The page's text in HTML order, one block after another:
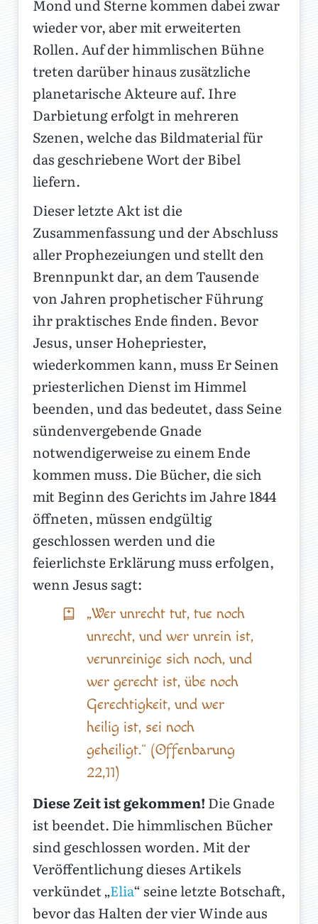
Mond und Sterne kommen dabei zwar
wieder vor, aber mit erweiterten
Rollen. Auf der himmlischen Bühne
treten darüber hinaus zusätzliche
planetarische Akteure auf. Ihre
Darbietung erfolgt in mehreren
Szenen, welche das Bildmaterial für
das geschriebene Wort der Bibel
liefern.
Dieser letzte Akt ist die
Zusammenfassung und der Abschluss
aller Prophezeiungen und stellt den
Brennpunkt dar, an dem Tausende
von Jahren prophetischer Führung
ihr praktisches Ende finden. Bevor
Jesus, unser Hohepriester,
wiederkommen kann, muss Er Seinen
priesterlichen Dienst im Himmel
beenden, und das bedeutet, dass Seine
sündenvergebende Gnade
notwendigerweise zu einem Ende
kommen muss. Die Bücher, die sich
mit Beginn des Gerichts im Jahre 1844
öffneten, müssen endgültig
geschlossen werden und die
feierlichste Erklärung muss erfolgen,
wenn Jesus sagt:
„Wer unrecht tut, tue noch
unrecht, und wer unrein ist,
verunreinige sich noch, und
wer gerecht ist, übe noch
Gerechtigkeit, und wer
heilig ist, sei noch
geheiligt.“ (Offenbarung
22,11)
Diese Zeit ist gekommen! Die Gnade
ist beendet. Die himmlischen Bücher
sind geschlossen worden. Mit der
Veröffentlichung dieses Artikels
verkündet „Elia“ seine letzte Botschaft,
bevor das Halten der vier Winde aus